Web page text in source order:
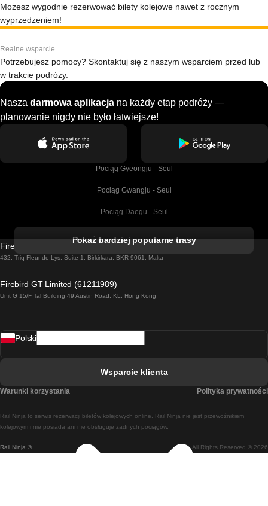
Możesz wygodnie rezerwować bilety kolejowe nawet z rocznym
wyprzedzeniem!
Realne wsparcie
Potrzebujesz pomocy? Skontaktuj się z naszym wsparciem przed lub
w trakcie podróży.
Nasza darmowa aplikacja na każdy etap podróży —
planowanie nigdy nie było łatwiejsze!
Pociąg Gyeongju - Seul
Pociąg Gwangju - Seul
Pociąg Daegu - Seul
Pociąg Dublin - Galway
Pociąg Rzym - Neapol
Pociąg Madryt - Lizbona
Pociąg Madryt - Barcelona
Pokaż bardziej popularne trasy
Firebird GT Limited (OC 1451)
432, Triq Fleur de Lys, Suite 1, Birkirkara, BKR 9061, Malta
Firebird GT Limited (61211989)
Unit G 15/F Tal Building 49 Austin Road, KL, Hong Kong
Rail Ninja ® All Rights Reserved © 2026
Rail Ninja to serwis rezerwacji biletów kolejowych online. Rail Ninja nie jest przewoźnikiem
kolejowym i nie posiada ani nie obsługuje żadnych pociągów.
Polski
Wsparcie klienta
Warunki korzystania Polityka prywatności